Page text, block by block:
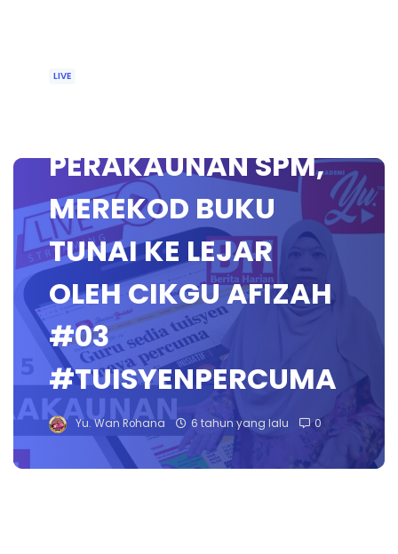
LIVE
PERAKAUNAN SPM,
MEREKOD BUKU
TUNAI KE LEJAR
OLEH CIKGU AFIZAH
#03
#TUISYENPERCUMA
Yu. Wan Rohana 6 tahun yang lalu 0